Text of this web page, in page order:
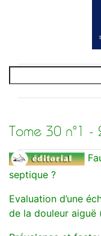
Tome 30 n°1 -
septique ?
Evaluation d’une
de la douleur aiguë